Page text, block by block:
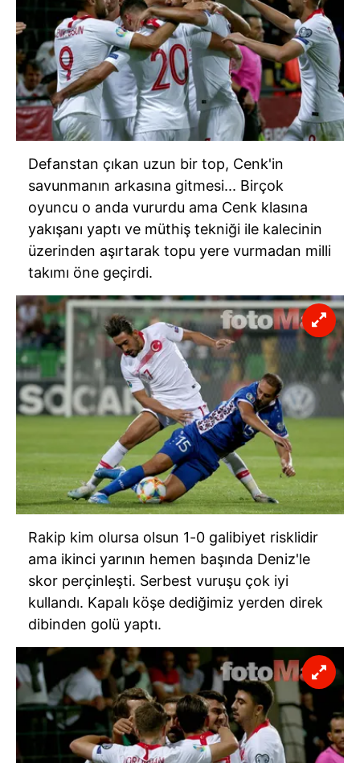
Defanstan çıkan uzun bir top, Cenk'in
savunmanın arkasına gitmesi... Birçok
oyuncu o anda vururdu ama Cenk klasına
yakışanı yaptı ve müthiş tekniği ile kalecinin
üzerinden aşırtarak topu yere vurmadan milli
takımı öne geçirdi.
Rakip kim olursa olsun 1-0 galibiyet risklidir
ama ikinci yarının hemen başında Deniz'le
skor perçinleşti. Serbest vuruşu çok iyi
kullandı. Kapalı köşe dediğimiz yerden direk
dibinden golü yaptı.